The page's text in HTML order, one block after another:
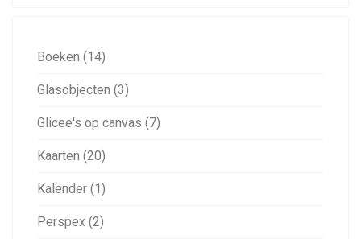
Boeken (14)
Glasobjecten (3)
Glicee's op canvas (7)
Kaarten (20)
Kalender (1)
Perspex (2)